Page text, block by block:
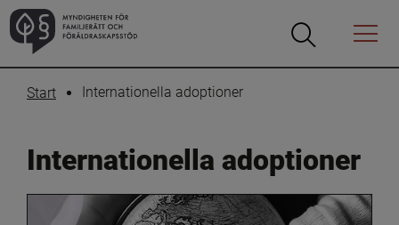
Öppna
Öppna
Menyn
Start Internationella adoptioner
Internationella adoptioner